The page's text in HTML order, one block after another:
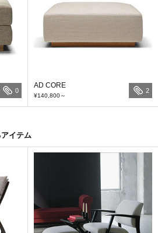
0
AD CORE
¥140,800～
2
イテム